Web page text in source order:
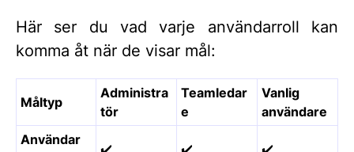
Här ser du vad varje användarroll kan
komma åt när de visar mål:
Måltyp
Administra
tör
Teamledar
e
Vanlig
användare
Användar
✔️ ✔️ ✔️